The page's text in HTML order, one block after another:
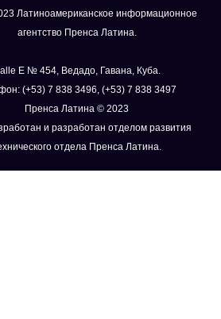
Латиноамериканское информационное
агентство Пренса Латина.
E № 454, Ведадо, Гавана, Куба.
(+53) 7 838 3496, (+53) 7 838 3497
Пренса Латина © 2023
и разработан отделом развития
отдела Пренса Латина.